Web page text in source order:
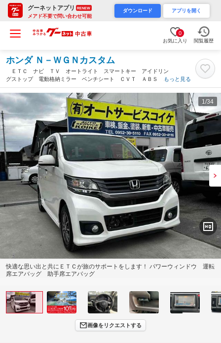
グーネットアプリ RENEW
メアド不要で問い合わせ可能
ダウンロード アプリを開く
0
お気に入り 閲覧履歴
ホンダ Ｎ－ＷＧＮカスタム
ＥＴＣ ナビ ＴＶ オートライト スマートキー アイドリン
グストップ 電動格納ミラー ベンチシート ＣＶＴ ＡＢＳ Ｅ
ＳＣ ＣＤ ＤＶＤ再生 アルミホイール エアコン パワーステ
アリング（佐賀県）
もっと見る
1 /34
快適な思い出と共にＥＴＣが旅のサポートをします！ パワーウィンドウ 運転
席エアバッグ 助手席エアバッグ
画像をリクエストする